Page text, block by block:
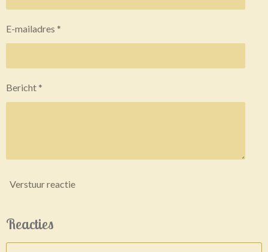
E-mailadres *
Bericht *
Verstuur reactie
Reacties